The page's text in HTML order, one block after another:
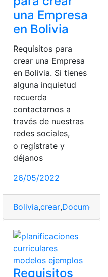
Bolivia
una Empresa
en Bolivia
Requisitos para
crear una Empresa
en Bolivia. Si tienes
alguna inquietud
recuerda
contactarnos a
través de nuestras
redes sociales,
o regístrate y
déjanos
26/05/2022
Bolivia,crear,
Requisitos